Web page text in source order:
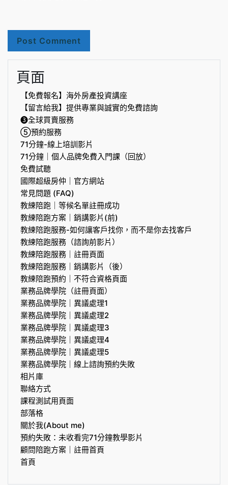
頁面
【免費報名】海外房產投資講座
【留言給我】提供專業與誠實的免費諮詢
❸全球買賣服務
⑤預約服務
71分鐘-線上培訓影片
71分鐘｜個人品牌免費入門課（回放）
免費試聽
國際超級房仲｜官方網站
常見問題 (FAQ)
教練陪跑｜等候名單註冊成功
教練陪跑方案｜銷講影片(前)
教練陪跑服務-如何讓客戶找你，而不是你去找客戶
教練陪跑服務（諮詢前影片）
教練陪跑服務｜註冊頁面
教練陪跑服務｜銷講影片（後）
教練陪跑預約｜不符合資格頁面
業務品牌學院（註冊頁面）
業務品牌學院｜異議處理1
業務品牌學院｜異議處理2
業務品牌學院｜異議處理3
業務品牌學院｜異議處理4
業務品牌學院｜異議處理5
業務品牌學院｜線上諮詢預約失敗
相片庫
聯絡方式
課程測試用頁面
部落格
關於我(About me)
預約失敗：未收看完71分鐘教學影片
顧問陪跑方案｜註冊首頁
首頁